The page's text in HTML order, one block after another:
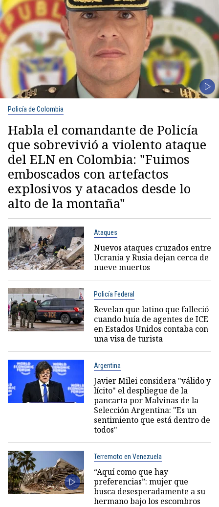
Policía de Colombia
Habla el comandante de Policía
que sobrevivió a violento ataque
del ELN en Colombia: "Fuimos
emboscados con artefactos
explosivos y atacados desde lo
alto de la montaña"
Ataques
Nuevos ataques cruzados entre
Ucrania y Rusia dejan cerca de
nueve muertos
Policía Federal
Revelan que latino que falleció
cuando huía de agentes de ICE
en Estados Unidos contaba con
una visa de turista
Argentina
Javier Milei considera "válido y
lícito" el despliegue de la
pancarta por Malvinas de la
Selección Argentina: "Es un
sentimiento que está dentro de
todos"
Terremoto en Venezuela
“Aquí como que hay
preferencias”: mujer que
busca desesperadamente a su
hermano bajo los escombros